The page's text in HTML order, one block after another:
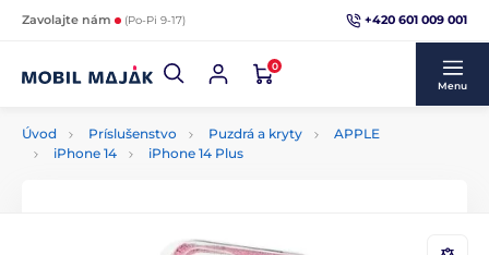
Zavolajte nám (Po-Pi 9-17) +420 601 009 001
0
Menu
Úvod Príslušenstvo Puzdrá a kryty
APPLE
iPhone 14
iPhone 14 Plus